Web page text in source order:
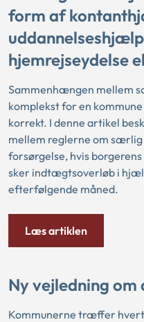
form af
hjemrejseydelse
Sammenhængen mellem
komplekst for en
korrekt. I denne artikel
mellem reglerne om
forsørgelse, hvis
sker indtægtsoverløb i
efterfølgende måned.
Læs artiklen
Ny vejledning
Kommunerne træffer